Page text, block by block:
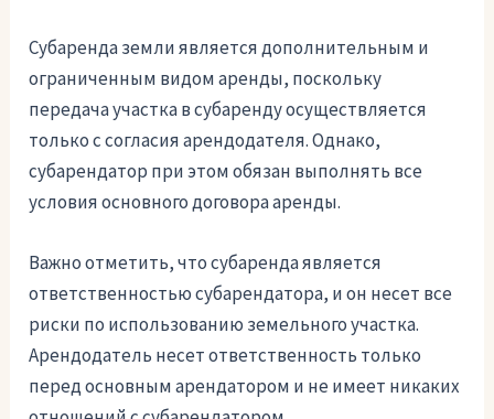
Субаренда земли является дополнительным и
ограниченным видом аренды, поскольку
передача участка в субаренду осуществляется
только с согласия арендодателя. Однако,
субарендатор при этом обязан выполнять все
условия основного договора аренды.
Важно отметить, что субаренда является
ответственностью субарендатора, и он несет все
риски по использованию земельного участка.
Арендодатель несет ответственность только
перед основным арендатором и не имеет никаких